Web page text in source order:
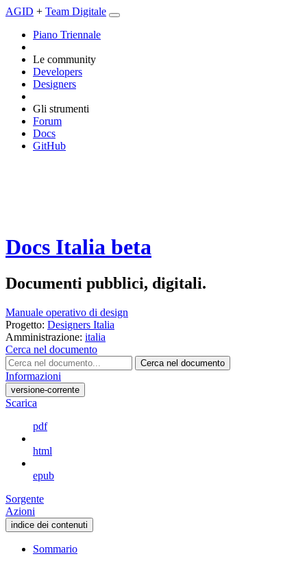
AGID + Team Digitale
Piano Triennale
Le community
Developers
Designers
Gli strumenti
Forum
Docs
GitHub
Docs Italia beta
Documenti pubblici, digitali.
Manuale operativo di design
Progetto: Designers Italia
Amministrazione: italia
Cerca nel documento
Cerca nel documento
Informazioni
versione-corrente
Scarica
pdf
html
epub
Sorgente
Azioni
indice dei contenuti
Sommario